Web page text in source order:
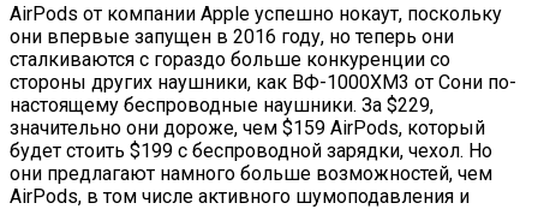
AirPods от компании Apple успешно нокаут, поскольку
они впервые запущен в 2016 году, но теперь они
сталкиваются с гораздо больше конкуренции со
стороны других наушники, как ВФ-1000XM3 от Сони по-
настоящему беспроводные наушники. За $229,
значительно они дороже, чем $159 AirPods, который
будет стоить $199 с беспроводной зарядки, чехол. Но
они предлагают намного больше возможностей, чем
AirPods, в том числе активного шумоподавления и